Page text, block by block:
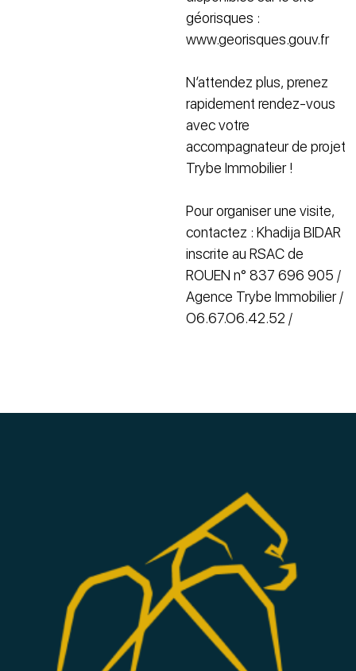
géorisques :
www.georisques.gouv.fr
N’attendez plus, prenez
rapidement rendez-vous
avec votre
accompagnateur de projet
Trybe Immobilier !
Pour organiser une visite,
contactez : Khadija BIDAR
inscrite au RSAC de
ROUEN n° 837 696 905 /
Agence Trybe Immobilier /
O6.67.O6.42.52 /